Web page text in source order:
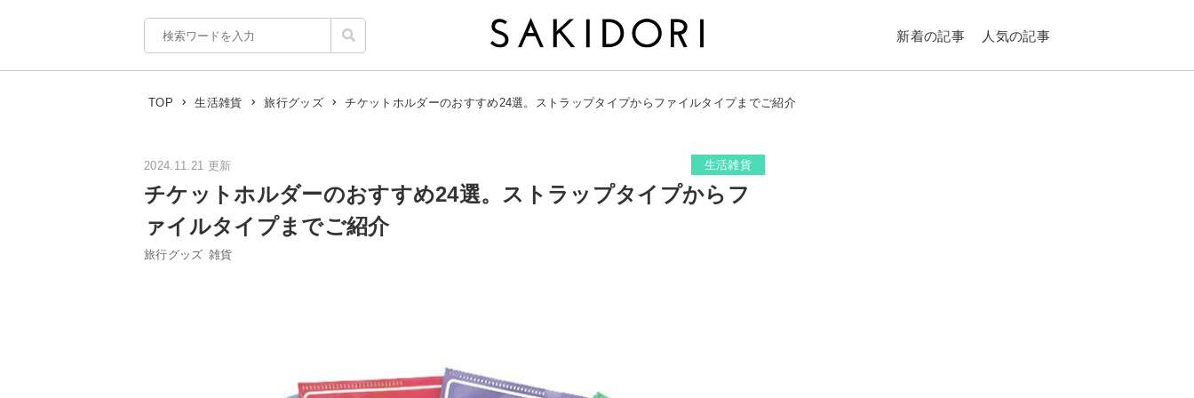
新着の記事 人気の記事
TOP 生活雑貨 旅行グッズ チケットホルダーのおすすめ24選。ストラップタイプからファイルタイプまでご紹介
2024.11.21 更新 生活雑貨
チケットホルダーのおすすめ24選。ストラップタイプからフ
ァイルタイプまでご紹介
旅行グッズ 雑貨